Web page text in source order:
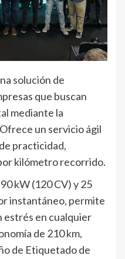
solución de
que buscan
mediante la
un servicio ágil
practicidad,
kilómetro recorrido.
kW (120 CV) y 25
instantáneo, permite
estrés en cualquier
de 210 km,
de Etiquetado de